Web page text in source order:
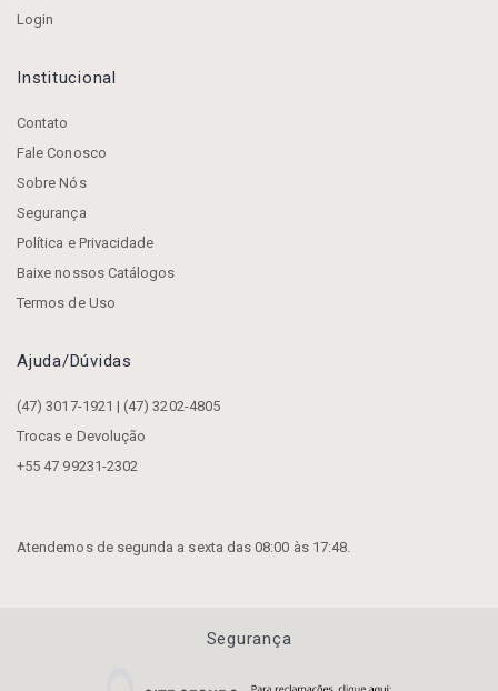
Login
Institucional
Contato
Fale Conosco
Sobre Nós
Segurança
Política e Privacidade
Baixe nossos Catálogos
Termos de Uso
Ajuda/dúvidas
(47) 3017-1921 | (47) 3202-4805
Trocas e Devolução
+55 47 99231-2302
Atendemos de segunda a sexta das 08:00 às 17:48.
Segurança